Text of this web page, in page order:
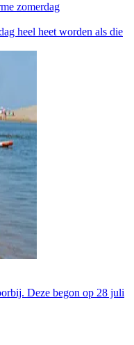
zomerdag
heel heet worden als die
Deze begon op 28 juli